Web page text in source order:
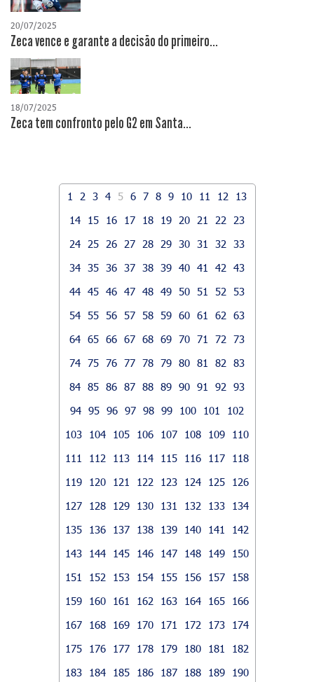
20/07/2025
Zeca vence e garante a decisão do primeiro...
18/07/2025
Zeca tem confronto pelo G2 em Santa...
1 2 3 4 5 6 7 8 9 10 11 12
13
14
15 16 17 18 19 20 21 22
23
24
25 26 27 28 29 30 31 32
33
34 35 36 37 38 39 40 41 42
43
44 45 46 47 48 49 50 51 52
53
54 55 56 57 58 59 60 61 62
63
64 65 66 67 68 69 70 71 72
73
74 75 76 77 78 79 80 81 82
83
84 85 86 87 88 89 90 91 92
93
94 95 96 97 98 99 100 101
102
103
104 105 106 107 108 109
110
111
112 113 114 115 116 117
118
119
120 121 122 123 124 125
126
127
128 129 130 131 132 133
134
135
136 137 138 139 140 141
142
143
144 145 146 147 148 149
150
151
152 153 154 155 156 157
158
159
160 161 162 163 164 165
166
167
168 169 170 171 172 173
174
175
176 177 178 179 180 181
182
183
184 185 186 187 188 189
190